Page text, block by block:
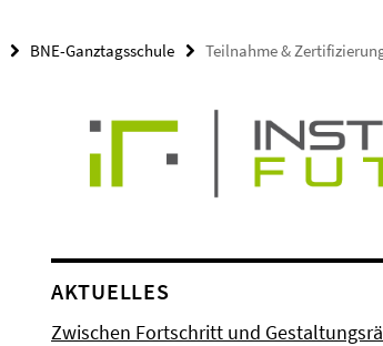
BNE-Ganztagsschule Teilnahme &
AKTUELLES
Zwischen Fortschritt und